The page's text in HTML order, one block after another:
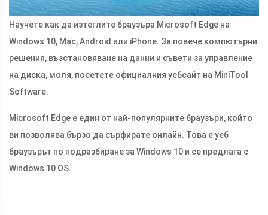
Научете как да изтеглите браузъра Microsoft Edge на
Windows 10, Mac, Android или iPhone. За повече компютърни
решения, възстановяване на данни и съвети за управление
на диска, моля, посетете официалния уебсайт на MiniTool
Software.
Microsoft Edge е един от най-популярните браузъри, който
ви позволява бързо да сърфирате онлайн. Това е уеб
браузърът по подразбиране за Windows 10 и се предлага с
Windows 10 OS.